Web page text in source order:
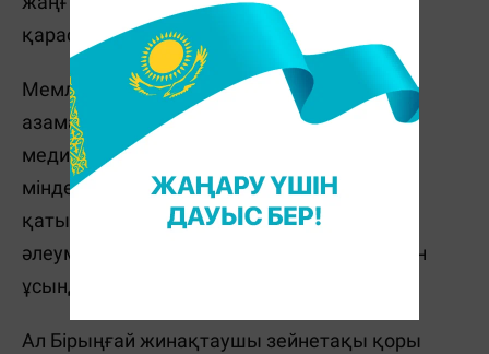
қарастырып жатыр.
Мемлекеттік әлеуметтік сақтандыру қоры
азаматтың орташа айлық табысының
медианалық жалақыға қатынасына және
міндетті әлеуметтік сақтандыру жүйесіне
қатысу ұзақтығына қарай есептелетін
әлеуметтік зейнетақы төлемін енгізу тетігін
ұсынды.
Ал Бірыңғай жинақтаушы зейнетақы қоры